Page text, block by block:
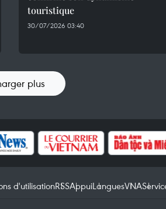
touristique
30/07/2026 03:40
plus
d'utilisationRSSAppuiLanguesVNA